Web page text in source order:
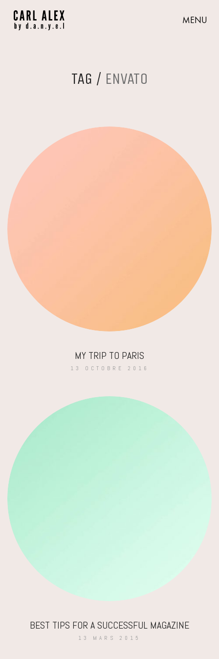
MENU
TAG / ENVATO
MY TRIP TO PARIS
13 OCTOBRE 2016
BEST TIPS FOR A SUCCESSFUL MAGAZINE
13 MARS 2015